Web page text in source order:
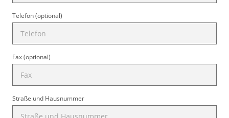
Telefon (optional)
Fax (optional)
Straße und Hausnummer